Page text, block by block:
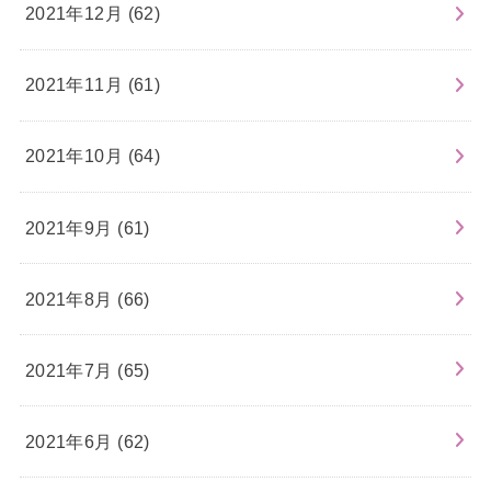
2021年12月 (62)
2021年11月 (61)
2021年10月 (64)
2021年9月 (61)
2021年8月 (66)
2021年7月 (65)
2021年6月 (62)